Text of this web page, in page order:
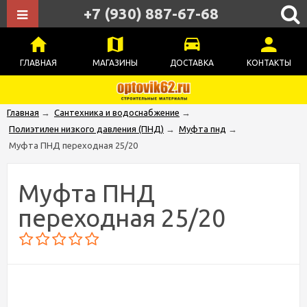
ГЛАВНАЯ МАГАЗИНЫ ДОСТАВКА КОНТАКТЫ
+7 (930) 887-67-68
Главная → Сантехника и водоснабжение →
Полиэтилен низкого давления (ПНД) → Муфта пнд →
Муфта ПНД переходная 25/20
Муфта ПНД
переходная 25/20